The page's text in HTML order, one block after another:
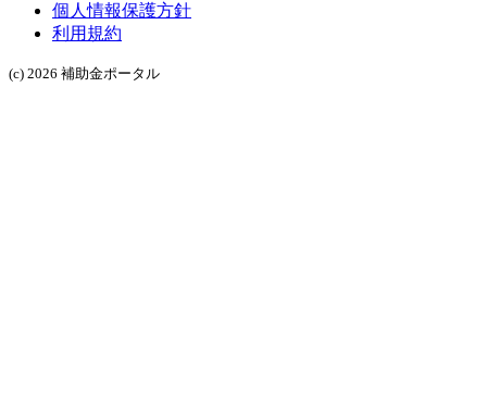
個人情報保護方針
利用規約
(c) 2026 補助金ポータル